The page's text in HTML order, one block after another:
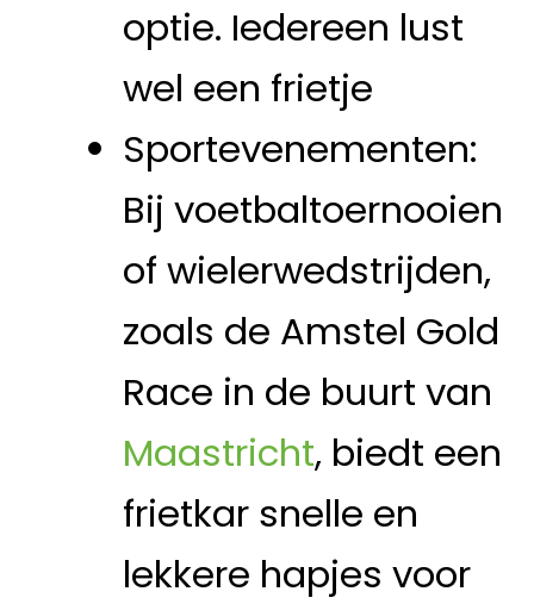
optie. Iedereen lust
wel een frietje
Sportevenementen:
Bij voetbaltoernooien
of wielerwedstrijden,
zoals de Amstel Gold
Race in de buurt van
Maastricht, biedt een
frietkar snelle en
lekkere hapjes voor